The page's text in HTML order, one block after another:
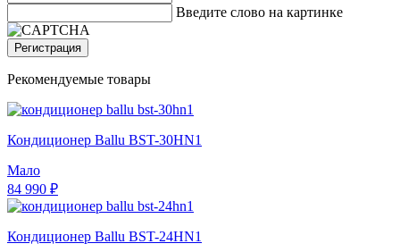
Введите слово на картинке
Регистрация
Рекомендуемые товары
Кондиционер Ballu BST-30HN1
Мало
84 990 ₽
Кондиционер Ballu BST-24HN1